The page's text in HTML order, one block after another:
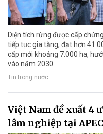
Diện tích rừng được cấp
tiếp tục gia tăng, đạt hơn
cấp mới khoảng 7.000 ha,
vào năm 2030.
Tin trong nước
Việt Nam đề xuất 4
lâm nghiệp tại APEC